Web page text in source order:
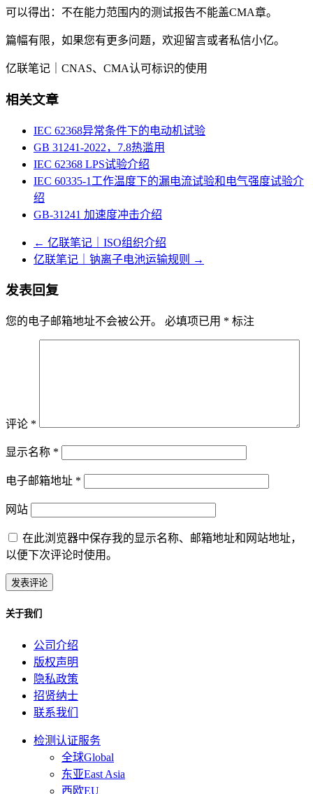
可以得出：不在能力范围内的测试报告不能盖CMA章。
篇幅有限，如果您有更多问题，欢迎留言或者私信小亿。
亿联笔记｜CNAS、CMA认可标识的使用
相关文章
IEC 62368异常条件下的电动机试验
GB 31241-2022，7.8热滥用
IEC 62368 LPS试验介绍
IEC 60335-1工作温度下的漏电流试验和电气强度试验介
绍
GB-31241 加速度冲击介绍
← 亿联笔记｜ISO组织介绍
亿联笔记｜钠离子电池运输规则
→
发表回复
您的电子邮箱地址不会被公开。 必填项已用 * 标注
评论 *
显示名称 *
电子邮箱地址 *
网站
在此浏览器中保存我的显示名称、邮箱地址和网站地址，
以便下次评论时使用。
关于我们
公司介绍
版权声明
隐私政策
招贤纳士
联系我们
检测认证服务
全球Global
东亚East Asia
西欧EU